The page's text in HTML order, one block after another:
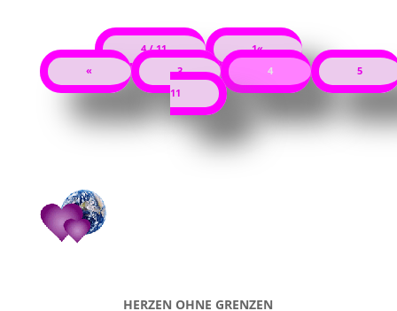
4 / 11
1«
«
3 4
5
11
HERZEN OHNE GRENZEN